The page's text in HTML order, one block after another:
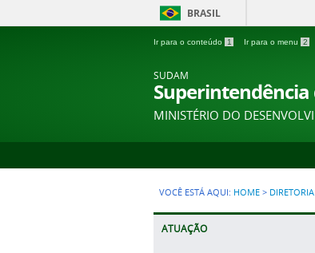
BRASIL
Ir para o conteúdo 1 Ir para o menu 2
SUDAM
MINISTÉRIO DO
VOCÊ ESTÁ AQUI: HOME >
ATUAÇÃO